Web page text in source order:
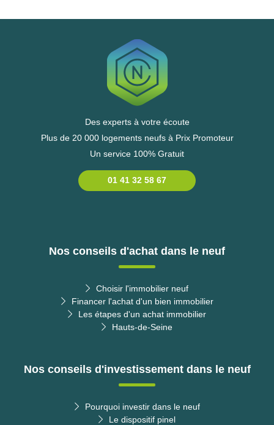
Des experts à votre écoute
Plus de 20 000 logements neufs à Prix Promoteur
Un service 100% Gratuit
01 41 32 58 67
Nos conseils d'achat dans le neuf
Choisir l'immobilier neuf
Financer l'achat d'un bien immobilier
Les étapes d'un achat immobilier
Hauts-de-Seine
Nos conseils d'investissement dans le neuf
Pourquoi investir dans le neuf
Le dispositif pinel